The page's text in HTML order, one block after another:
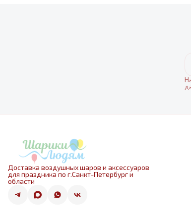
Доставка воздушных шаров и аксессуаров
для праздника по г.Санкт-Петербург и
области